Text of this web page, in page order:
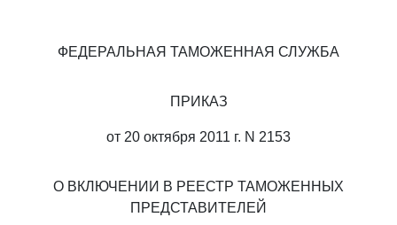
ФЕДЕРАЛЬНАЯ ТАМОЖЕННАЯ СЛУЖБА
ПРИКАЗ
от 20 октября 2011 г. N 2153
О ВКЛЮЧЕНИИ В РЕЕСТР ТАМОЖЕННЫХ
ПРЕДСТАВИТЕЛЕЙ